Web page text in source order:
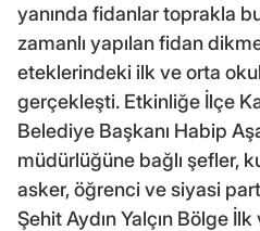
yanında fidanlar toprakla
zamanlı yapılan fidan
eteklerindeki ilk ve orta
gerçekleşti. Etkinliğe İlçe
Belediye Başkanı Habip
müdürlüğüne bağlı şefler,
asker, öğrenci ve siyasi
Şehit Aydın Yalçın Bölge